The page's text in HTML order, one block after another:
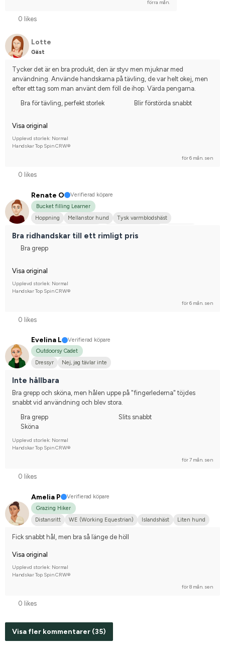
förra mån.
0 likes
Lotte
Gäst
Tycker det är en bra produkt, den är styv men mjuknar med
användning. Använde handskarna på tävling, de var helt okej, men
efter ett tag som man använt dem föll de ihop. Värda pengarna.
Bra för tävling, perfekt storlek
Blir förstörda snabbt
Visa original
Upplevd storlek: Normal
Handskar Top Spin CRW®
för 6 mån. sen
0 likes
Renate O
Verifierad köpare
Bucket filling Learner
Hoppning
Mellanstor hund
Tysk varmblodshäst
Nej, jag tävlar inte
Bra ridhandskar till ett rimligt pris
Bra grepp
Visa original
Upplevd storlek: Normal
Handskar Top Spin CRW®
för 6 mån. sen
0 likes
Evelina L
Verifierad köpare
Outdoorsy Cadet
Dressyr
Nej, jag tävlar inte
Inte hållbara
Bra grepp och sköna, men hålen uppe på "fingerlederna" töjdes
snabbt vid användning och blev stora.
Bra grepp
Sköna
Slits snabbt
Upplevd storlek: Normal
Handskar Top Spin CRW®
för 7 mån. sen
0 likes
Amelia P
Verifierad köpare
Grazing Hiker
Distansritt
WE (Working Equestrian) Islandshäst
Liten hund
Fick snabbt hål, men bra så länge de höll
Visa original
Upplevd storlek: Normal
Handskar Top Spin CRW®
för 8 mån. sen
0 likes
Visa fler kommentarer (35)